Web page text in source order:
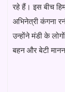
रहे हैं। इस बीच
अभिनेत्री कंगना
उन्होंने मंडी के
बहन और बेटी